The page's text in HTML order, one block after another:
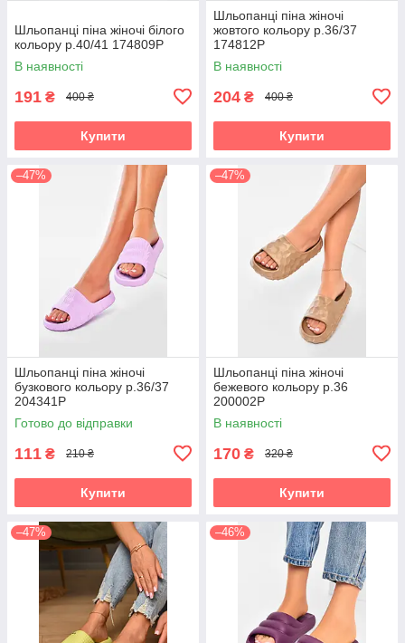
Шльопанці піна жіночі білого
кольору р.40/41 174809P
В наявності
191 ₴ 400 ₴
Купити
Шльопанці піна жіночі
жовтого кольору р.36/37
174812P
В наявності
204 ₴ 400 ₴
Купити
–47%
Шльопанці піна жіночі
бузкового кольору р.36/37
204341P
Готово до відправки
111 ₴ 210 ₴
Купити
–47%
Шльопанці піна жіночі
бежевого кольору р.36
200002P
В наявності
170 ₴ 320 ₴
Купити
–47% –46%